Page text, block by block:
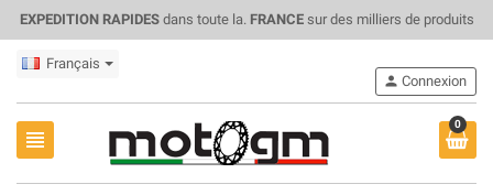
EXPEDITION RAPIDESdans toute la. FRANCEsur des milliers de produits
Français
view_headline
0
person Connexion